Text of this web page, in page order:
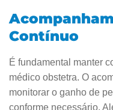
Contínuo
É fundamental manter
médico obstetra. O
monitorar o ganho de
conforme necessário.